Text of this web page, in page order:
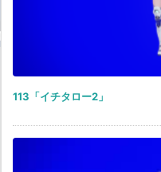
113「イチタロー2」